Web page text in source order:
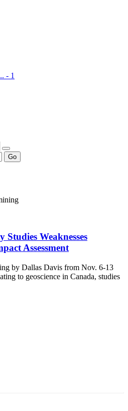
- 1
Go
Studies Weaknesses
Assessment
by Dallas Davis from Nov. 6-13
to geoscience in Canada, studies